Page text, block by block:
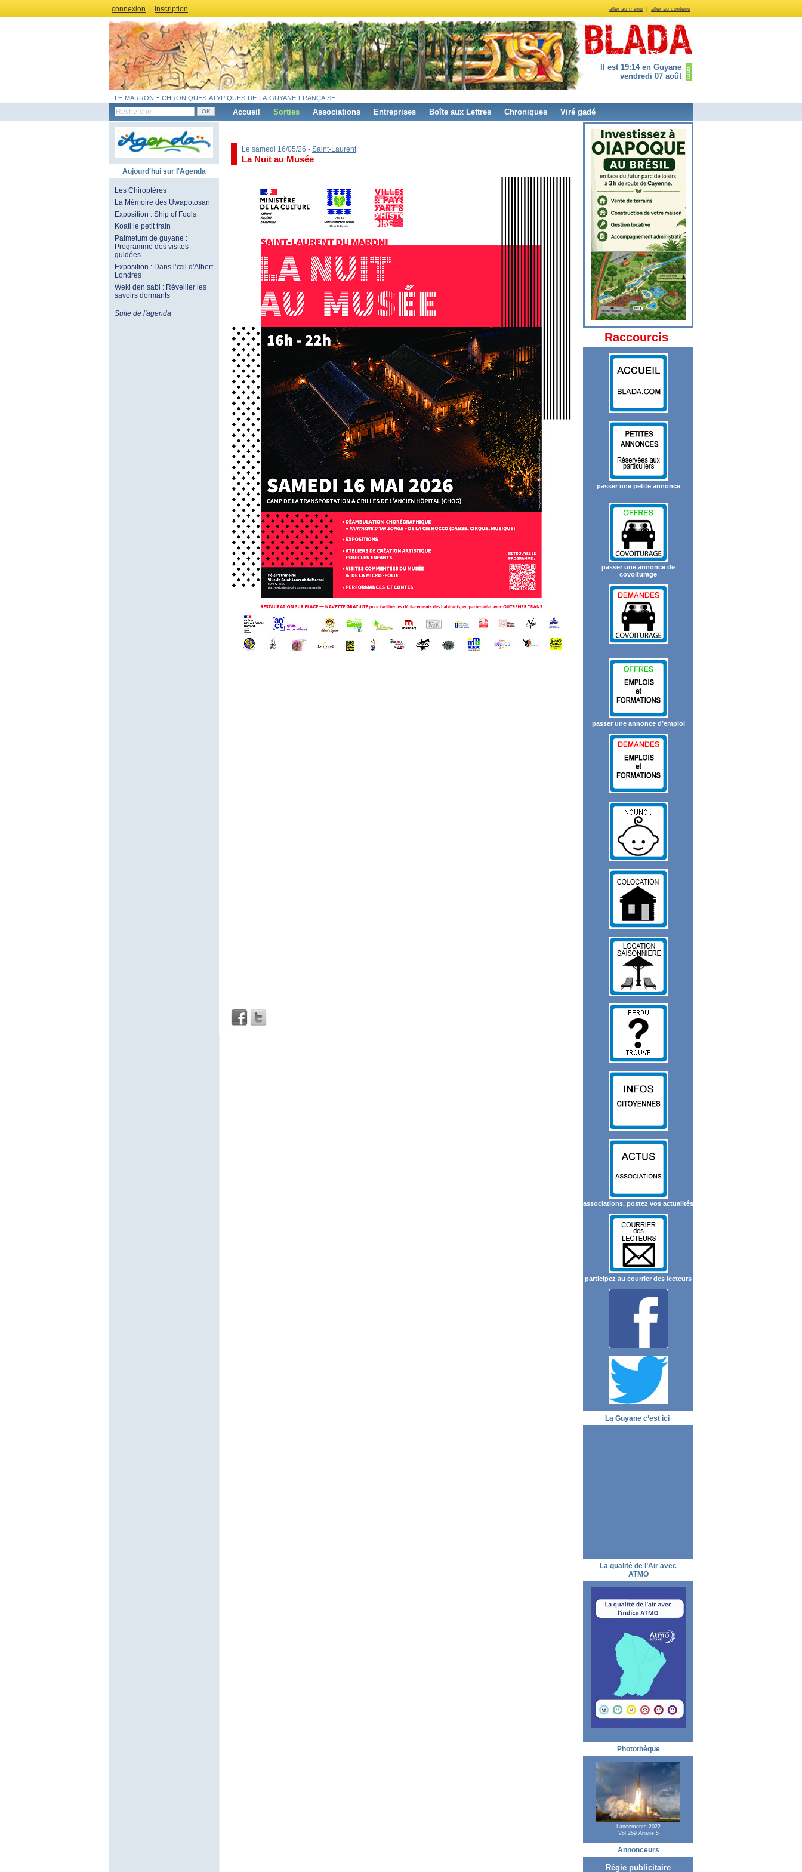
aller au menu aller au contenu
connexion inscription
Il est 19:14 en Guyane
vendredi 07 août
le marron - chroniques atypiques de la guyane française
Accueil Sorties Associations Entreprises Boîte aux Lettres Chroniques Viré gadé
Aujourd'hui sur l'Agenda
Les Chiroptères
La Mémoire des Uwapotosan
Exposition : Ship of Fools
Koati le petit train
Palmetum de guyane :
Programme des visites
guidées
Exposition : Dans l’œil d'Albert
Londres
Weki den sabi : Réveiller les
savoirs dormants
Suite de l'agenda
Le samedi 16/05/26 - Saint-Laurent
La Nuit au Musée
Raccourcis
passer une petite annonce
passer une annonce de
covoiturage
passer une annonce d’emploi
associations, postez vos actualités
participez au courrier des lecteurs
La Guyane c’est ici
La qualité de l’Air avec
ATMO
Photothèque
Lancements 2022
Vol 259 Ariane 5
Annonceurs
Régie publicitaire